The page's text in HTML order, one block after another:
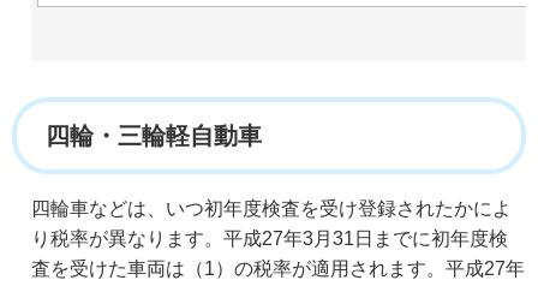
四輪・三輪軽自動車
四輪車などは、いつ初年度検査を受け登録されたかによ
り税率が異なります。平成27年3月31日までに初年度検
査を受けた車両は（1）の税率が適用されます。平成27年